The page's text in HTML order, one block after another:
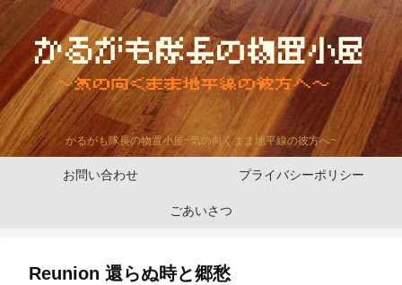
かるがも隊長の物置小屋~気の向くまま地平線の彼方へ~
お問い合わせ プライバシーポリシー
ごあいさつ
Reunion 還らぬ時と郷愁